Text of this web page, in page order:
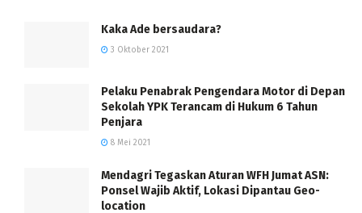
Kaka Ade bersaudara?
3 Oktober 2021
Pelaku Penabrak Pengendara Motor di Depan
Sekolah YPK Terancam di Hukum 6 Tahun
Penjara
8 Mei 2021
Mendagri Tegaskan Aturan WFH Jumat ASN:
Ponsel Wajib Aktif, Lokasi Dipantau Geo-
location